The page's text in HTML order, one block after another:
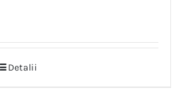
Detalii